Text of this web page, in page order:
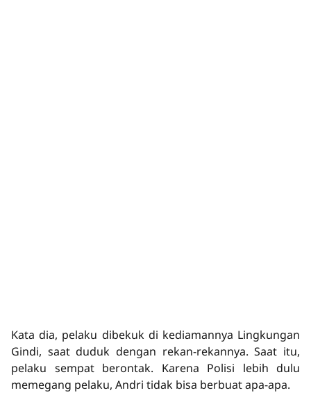
Kata dia, pelaku dibekuk di kediamannya Lingkungan
Gindi, saat duduk dengan rekan-rekannya. Saat itu,
pelaku sempat berontak. Karena Polisi lebih dulu
memegang pelaku, Andri tidak bisa berbuat apa-apa.